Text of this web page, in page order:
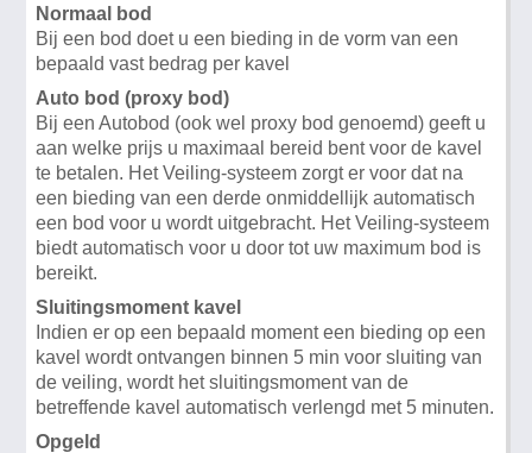
Normaal bod
Bij een bod doet u een bieding in de vorm van een
bepaald vast bedrag per kavel
Auto bod (proxy bod)
Bij een Autobod (ook wel proxy bod genoemd) geeft u
aan welke prijs u maximaal bereid bent voor de kavel
te betalen. Het Veiling-systeem zorgt er voor dat na
een bieding van een derde onmiddellijk automatisch
een bod voor u wordt uitgebracht. Het Veiling-systeem
biedt automatisch voor u door tot uw maximum bod is
bereikt.
Sluitingsmoment kavel
Indien er op een bepaald moment een bieding op een
kavel wordt ontvangen binnen 5 min voor sluiting van
de veiling, wordt het sluitingsmoment van de
betreffende kavel automatisch verlengd met 5 minuten.
Opgeld